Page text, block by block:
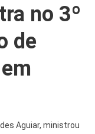
no 3º
de
Aguiar, ministrou